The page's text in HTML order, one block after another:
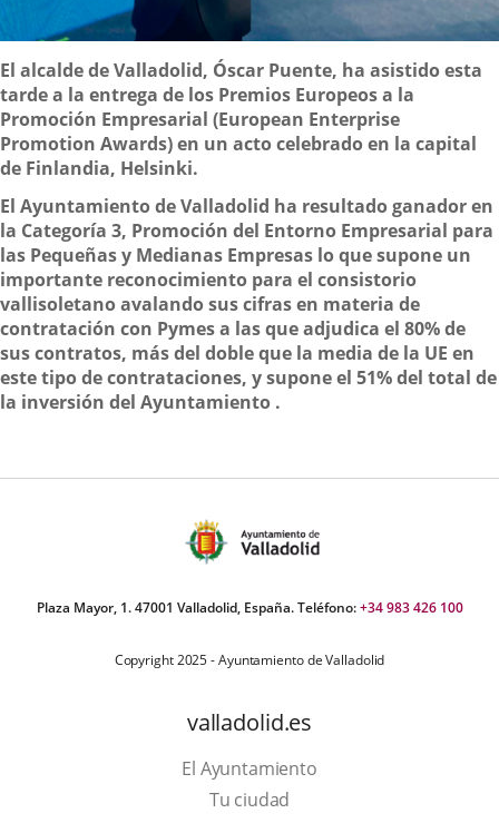
Descripción
El alcalde de Valladolid, Óscar Puente, ha asistido esta
tarde a la entrega de los Premios Europeos a la
Promoción Empresarial (European Enterprise
Promotion Awards) en un acto celebrado en la capital
de Finlandia, Helsinki.
El Ayuntamiento de Valladolid ha resultado ganador en
la Categoría 3, Promoción del Entorno Empresarial para
las Pequeñas y Medianas Empresas lo que supone un
importante reconocimiento para el consistorio
vallisoletano avalando sus cifras en materia de
contratación con Pymes a las que adjudica el 80% de
sus contratos, más del doble que la media de la UE en
este tipo de contrataciones, y supone el 51% del total de
la inversión del Ayuntamiento .
Plaza Mayor, 1. 47001 Valladolid, España. Teléfono:+34 983 426 100
Copyright 2025 - Ayuntamiento de Valladolid
valladolid.es
El Ayuntamiento
Tu ciudad